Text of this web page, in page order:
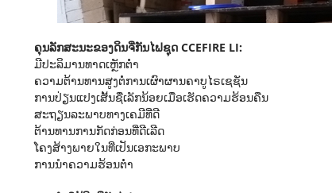
ຄຸນລັກສະນະຂອງດິນຈີ່ກັນໄຟຊຸດ CCEFIRE LI:
ມີປະລິມານທາດເຫຼັກຕໍ່າ
ຄວາມຕ້ານທານສູງຕໍ່ການເຜົາຜານຄາບູໄຣເຊຊັນ
ການປ່ຽນແປງເສັ້ນຊື່ເລັກນ້ອຍເມື່ອເຮັດຄວາມຮ້ອນຄືນ
ສະຖຽນລະພາບທາງເຄມີທີ່ດີ
ຕ້ານທານການກັດກ່ອນທີ່ດີເລີດ
ໂຄງສ້າງພາຍໃນທີ່ເປັນເອກະພາບ
ການນຳຄວາມຮ້ອນຕ່ຳ